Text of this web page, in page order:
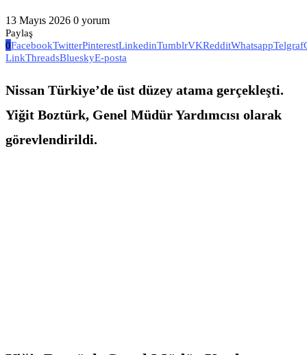
13 Mayıs 2026 0 yorum
Paylaş
0FacebookTwitterPinterestLinkedinTumblrVKRedditWhatsappTelgraf
LinkThreadsBlueskyE-posta
Nissan Türkiye’de üst düzey atama gerçekleşti.
Yiğit Boztürk, Genel Müdür Yardımcısı olarak
görevlendirildi.